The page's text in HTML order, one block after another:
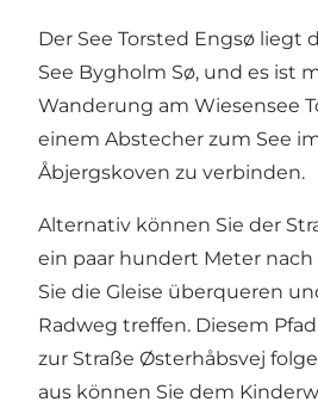
Der See Torsted Engsø liegt
See Bygholm Sø, und es ist
Wanderung am Wiesensee
einem Abstecher zum See
Åbjergskoven zu verbinden.
Alternativ können Sie der
ein paar hundert Meter nach
Sie die Gleise überqueren
Radweg treffen. Diesem
zur Straße Østerhåbsvej
aus können Sie dem